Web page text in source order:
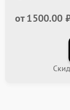
от 1500.00